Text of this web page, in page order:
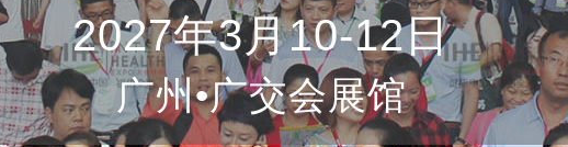
2027年3月10-12日
广州•广交会展馆